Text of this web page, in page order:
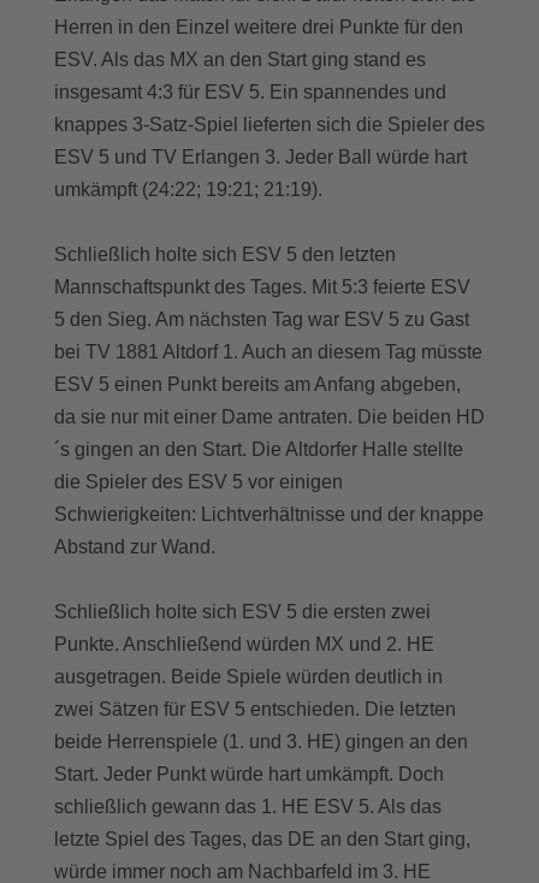
Herren in den Einzel weitere drei Punkte für den
ESV. Als das MX an den Start ging stand es
insgesamt 4:3 für ESV 5. Ein spannendes und
knappes 3-Satz-Spiel lieferten sich die Spieler des
ESV 5 und TV Erlangen 3. Jeder Ball würde hart
umkämpft (24:22; 19:21; 21:19).
Schließlich holte sich ESV 5 den letzten
Mannschaftspunkt des Tages. Mit 5:3 feierte ESV
5 den Sieg. Am nächsten Tag war ESV 5 zu Gast
bei TV 1881 Altdorf 1. Auch an diesem Tag müsste
ESV 5 einen Punkt bereits am Anfang abgeben,
da sie nur mit einer Dame antraten. Die beiden HD
´s gingen an den Start. Die Altdorfer Halle stellte
die Spieler des ESV 5 vor einigen
Schwierigkeiten: Lichtverhältnisse und der knappe
Abstand zur Wand.
Schließlich holte sich ESV 5 die ersten zwei
Punkte. Anschließend würden MX und 2. HE
ausgetragen. Beide Spiele würden deutlich in
zwei Sätzen für ESV 5 entschieden. Die letzten
beide Herrenspiele (1. und 3. HE) gingen an den
Start. Jeder Punkt würde hart umkämpft. Doch
schließlich gewann das 1. HE ESV 5. Als das
letzte Spiel des Tages, das DE an den Start ging,
würde immer noch am Nachbarfeld im 3. HE